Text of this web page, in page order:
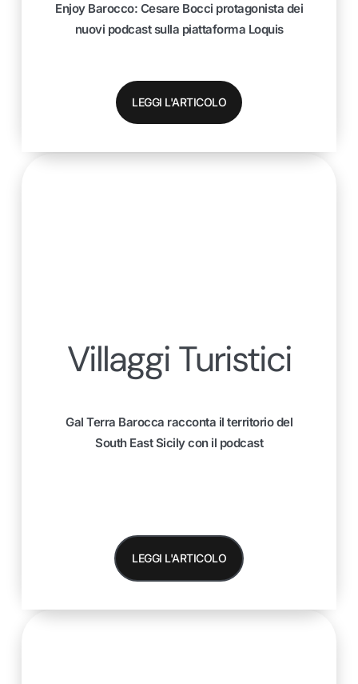
Enjoy Barocco: Cesare Bocci protagonista dei
nuovi podcast sulla piattaforma Loquis
LEGGI L'ARTICOLO
Villaggi Turistici
Gal Terra Barocca racconta il territorio del
South East Sicily con il podcast
LEGGI L'ARTICOLO